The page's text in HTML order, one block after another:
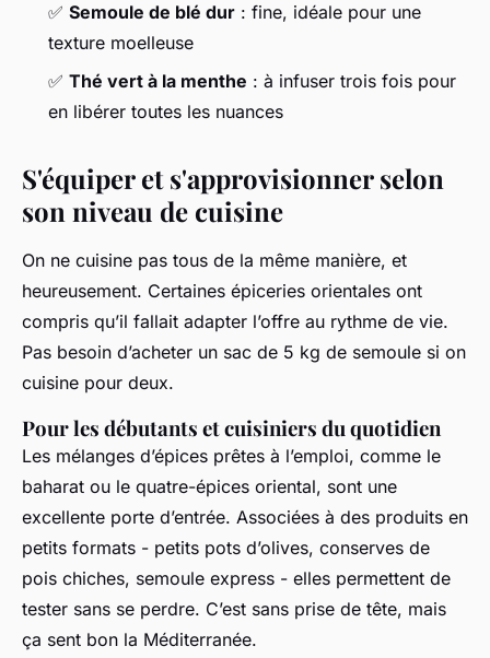
✅ Semoule de blé dur : fine, idéale pour une
texture moelleuse
✅ Thé vert à la menthe : à infuser trois fois pour
en libérer toutes les nuances
S'équiper et s'approvisionner selon
son niveau de cuisine
On ne cuisine pas tous de la même manière, et
heureusement. Certaines épiceries orientales ont
compris qu’il fallait adapter l’offre au rythme de vie.
Pas besoin d’acheter un sac de 5 kg de semoule si on
cuisine pour deux.
Pour les débutants et cuisiniers du quotidien
Les mélanges d’épices prêtes à l’emploi, comme le
baharat ou le quatre-épices oriental, sont une
excellente porte d’entrée. Associées à des produits en
petits formats - petits pots d’olives, conserves de
pois chiches, semoule express - elles permettent de
tester sans se perdre. C’est sans prise de tête, mais
ça sent bon la Méditerranée.